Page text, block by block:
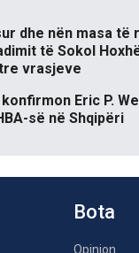
dhe nën masa
të Sokol
vrasjeve
Eric P.
së në Shqipëri
Bota
Opinion